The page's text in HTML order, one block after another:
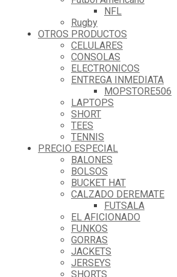
NFL
Rugby
OTROS PRODUCTOS
CELULARES
CONSOLAS
ELECTRONICOS
ENTREGA INMEDIATA
MOPSTORE506
LAPTOPS
SHORT
TEES
TENNIS
PRECIO ESPECIAL
BALONES
BOLSOS
BUCKET HAT
CALZADO DEREMATE
FUTSALA
EL AFICIONADO
FUNKOS
GORRAS
JACKETS
JERSEYS
SHORTS